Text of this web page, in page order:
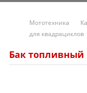
Мототехника
для квадрациклов
Бак топливный